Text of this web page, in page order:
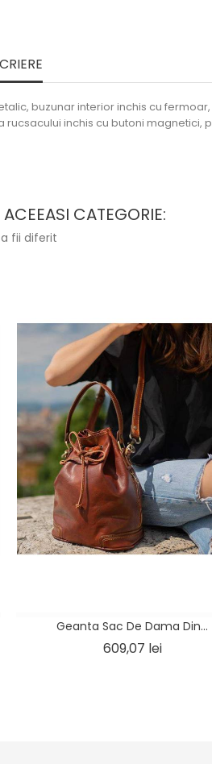
buzunar interior inchis cu
inchis cu butoni
CATEGORIE:
fii diferit
Geanta Sac De Dama Din...
609,07 leiPret